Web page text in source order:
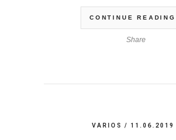
CONTINUE READING
Share
VARIOS / 11.06.2019